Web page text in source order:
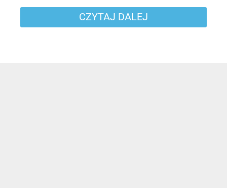
CZYTAJ DALEJ